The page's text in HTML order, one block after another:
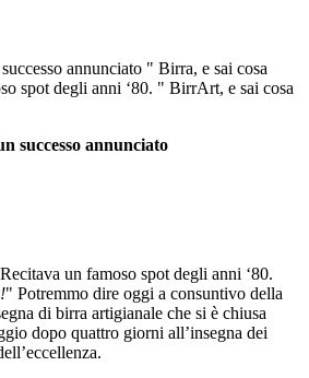
annunciato " Birra, e sai cosa
spot degli anni ‘80. " BirrArt, e sai cosa
successo annunciato
un famoso spot degli anni ‘80.
" Potremmo dire oggi a consuntivo della
di birra artigianale che si è chiusa
dopo quattro giorni all’insegna dei